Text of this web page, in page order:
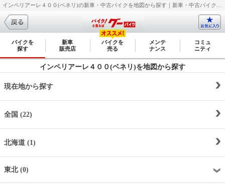
バイクを
探す
新車
販売店
バイクを
売る
メンテ
ナンス
コミュ
ニティ
インペリアーレ４００(ベネリ)を地図から探す
現在地から探す
全国 (22)
北海道 (1)
東北 (0)